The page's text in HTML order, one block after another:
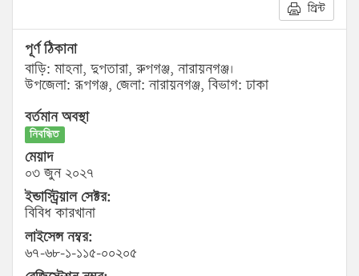
প্রিন্ট
পূর্ণ ঠিকানা
বাড়ি: মাহনা, দুপতারা, রুপগঞ্জ, নারায়নগঞ্জ।
উপজেলা: রূপগঞ্জ, জেলা: নারায়নগঞ্জ, বিভাগ: ঢাকা
বর্তমান অবস্থা
নিবন্ধিত
মেয়াদ
০৩ জুন ২০২৭
ইন্ডাস্ট্রিয়াল সেক্টর:
বিবিধ কারখানা
লাইসেন্স নম্বর:
৬৭-৬৮-১-১১৫-০০২০৫